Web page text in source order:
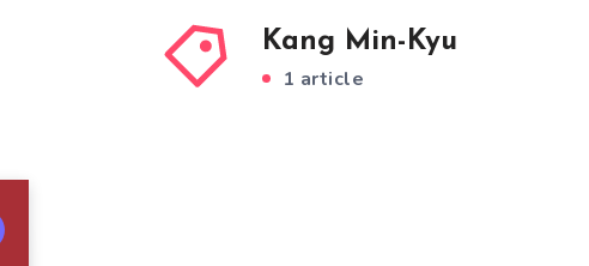
Kang Min-Kyu
1 article